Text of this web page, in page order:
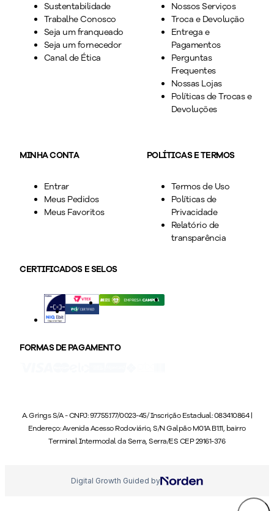
Sustentabilidade
Trabalhe Conosco
Seja um franqueado
Seja um fornecedor
Canal de Ética
Nossos Serviços
Troca e Devolução
Entrega e
Pagamentos
Perguntas
Frequentes
Nossas Lojas
Políticas de Trocas e
Devoluções
MINHA CONTA
Entrar
Meus Pedidos
Meus Favoritos
POLÍTICAS E TERMOS
Termos de Uso
Políticas de
Privacidade
Relatório de
transparência
CERTIFICADOS E SELOS
FORMAS DE PAGAMENTO
A. Grings S/A - CNPJ: 97.755.177/0023-45/ Inscrição Estadual: 083410864 |
Endereço: Avenida Acesso Rodoviário, S/N Galpão M01A B1.11, bairro
Terminal Intermodal da Serra, Serra/ES CEP 29161-376
Digital Growth Guided by